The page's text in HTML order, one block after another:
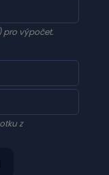
pro výpočet.
z